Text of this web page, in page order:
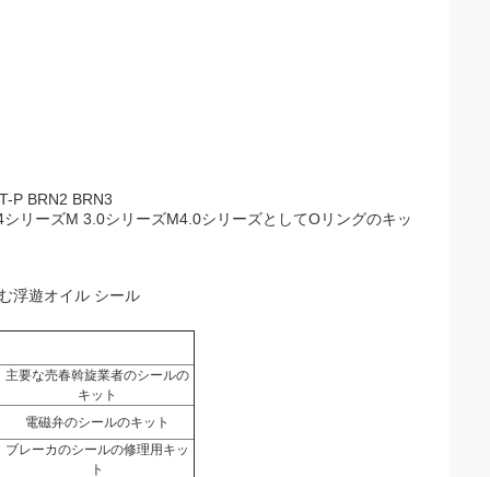
P BRN2 BRN3
リーズM 3.0シリーズM4.0シリーズとしてOリングのキッ
浮遊オイル シール
主要な売春斡旋業者のシールの
キット
電磁弁のシールのキット
ブレーカのシールの修理用キッ
ト